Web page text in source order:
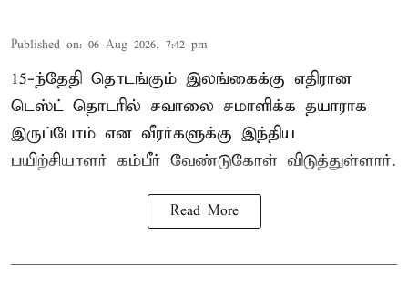
Published on: 06 Aug 2026, 7:42 pm
15-ந்தேதி தொடங்கும் இலங்கைக்கு எதிரான
டெஸ்ட் தொடரில் சவாலை சமாளிக்க தயாராக
இருப்போம் என வீரர்களுக்கு இந்திய
பயிற்சியாளர் கம்பீர் வேண்டுகோள் விடுத்துள்ளார்.
Read More